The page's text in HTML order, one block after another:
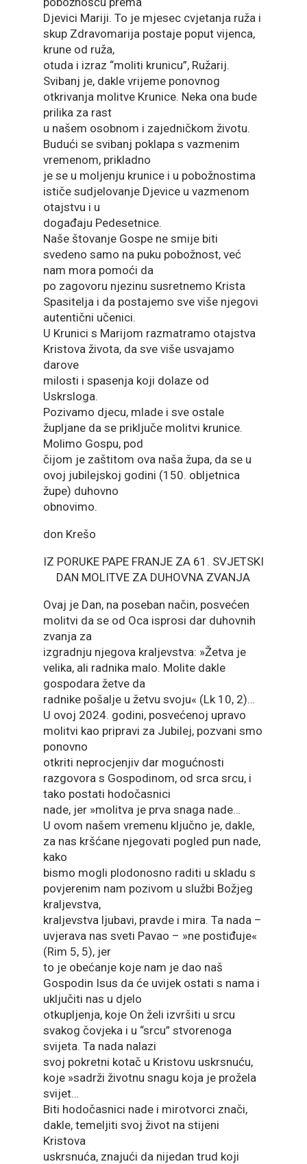
Djevici Mariji. To je mjesec cvjetanja ruža i
skup Zdravomarija postaje poput vijenca,
krune od ruža,
otuda i izraz “moliti krunicu”, Ružarij.
Svibanj je, dakle vrijeme ponovnog
otkrivanja molitve Krunice. Neka ona bude
prilika za rast
u našem osobnom i zajedničkom životu.
Budući se svibanj poklapa s vazmenim
vremenom, prikladno
je se u moljenju krunice i u pobožnostima
ističe sudjelovanje Djevice u vazmenom
otajstvu i u
događaju Pedesetnice.
Naše štovanje Gospe ne smije biti
svedeno samo na puku pobožnost, već
nam mora pomoći da
po zagovoru njezinu susretnemo Krista
Spasitelja i da postajemo sve više njegovi
autentični učenici.
U Krunici s Marijom razmatramo otajstva
Kristova života, da sve više usvajamo
darove
milosti i spasenja koji dolaze od
Uskrsloga.
Pozivamo djecu, mlade i sve ostale
župljane da se priključe molitvi krunice.
Molimo Gospu, pod
čijom je zaštitom ova naša župa, da se u
ovoj jubilejskoj godini (150. obljetnica
župe) duhovno
obnovimo.
don Krešo
IZ PORUKE PAPE FRANJE ZA 61. SVJETSKI
DAN MOLITVE ZA DUHOVNA ZVANJA
Ovaj je Dan, na poseban način, posvećen
molitvi da se od Oca isprosi dar duhovnih
zvanja za
izgradnju njegova kraljevstva: »Žetva je
velika, ali radnika malo. Molite dakle
gospodara žetve da
radnike pošalje u žetvu svoju« (Lk 10, 2)…
U ovoj 2024. godini, posvećenoj upravo
molitvi kao pripravi za Jubilej, pozvani smo
ponovno
otkriti neprocjenjiv dar mogućnosti
razgovora s Gospodinom, od srca srcu, i
tako postati hodočasnici
nade, jer »molitva je prva snaga nade…
U ovom našem vremenu ključno je, dakle,
za nas kršćane njegovati pogled pun nade,
kako
bismo mogli plodonosno raditi u skladu s
povjerenim nam pozivom u službi Božjeg
kraljevstva,
kraljevstva ljubavi, pravde i mira. Ta nada –
uvjerava nas sveti Pavao – »ne postiđuje«
(Rim 5, 5), jer
to je obećanje koje nam je dao naš
Gospodin Isus da će uvijek ostati s nama i
uključiti nas u djelo
otkupljenja, koje On želi izvršiti u srcu
svakog čovjeka i u “srcu” stvorenoga
svijeta. Ta nada nalazi
svoj pokretni kotač u Kristovu uskrsnuću,
koje »sadrži životnu snagu koja je prožela
svijet…
Biti hodočasnici nade i mirotvorci znači,
dakle, temeljiti svoj život na stijeni
Kristova
uskrsnuća, znajući da nijedan trud koji